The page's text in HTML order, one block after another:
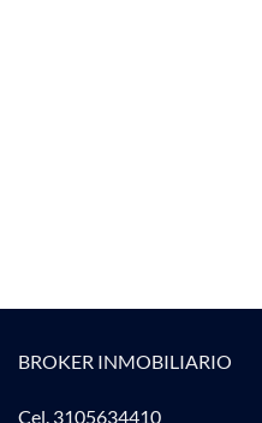
BROKER INMOBILIARIO
Cel. 3105634410